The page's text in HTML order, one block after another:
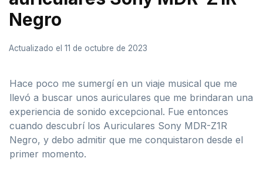
Negro
Actualizado el 11 de octubre de 2023
Hace poco me sumergí en un viaje musical que me
llevó a buscar unos auriculares que me brindaran una
experiencia de sonido excepcional. Fue entonces
cuando descubrí los Auriculares Sony MDR-Z1R
Negro, y debo admitir que me conquistaron desde el
primer momento.